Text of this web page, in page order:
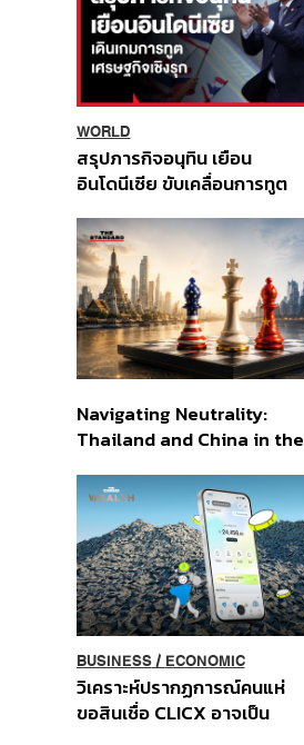
WORLD
สรุปภารกิจอนุทิน เยือน
อินโดนีเซีย ขับเคลื่อนการทูต
ส่วนยุทธศาสตร์ไทย –
อินโดนีเซีย
Navigating Neutrality:
Thailand and China in the
Order
BUSINESS/ ECONOMIC
วิเคราะห์ปรากฏการณ์คนแห่
ขอสินเชื่อ CLICX อาจเป็น